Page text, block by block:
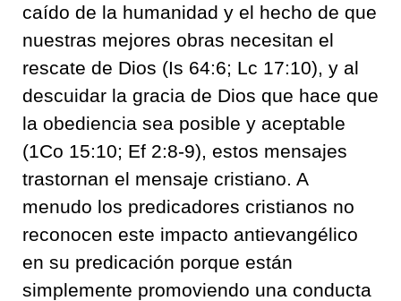
caído de la humanidad y el hecho de que
nuestras mejores obras necesitan el
rescate de Dios (Is 64:6; Lc 17:10), y al
descuidar la gracia de Dios que hace que
la obediencia sea posible y aceptable
(1Co 15:10; Ef 2:8-9), estos mensajes
trastornan el mensaje cristiano. A
menudo los predicadores cristianos no
reconocen este impacto antievangélico
en su predicación porque están
simplemente promoviendo una conducta